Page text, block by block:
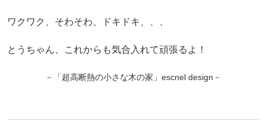
ワクワク、そわそわ、ドキドキ、、、
とうちゃん、これからも気合入れて頑張るよ！
－「超高断熱の小さな木の家」escnel design－